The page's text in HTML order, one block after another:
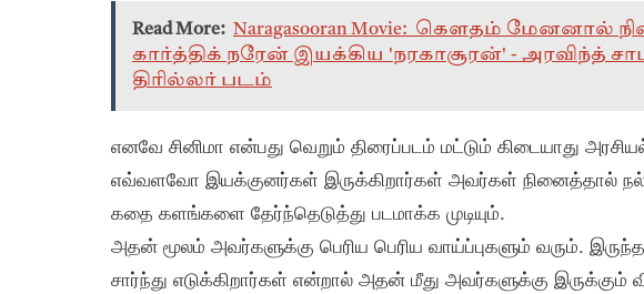
Read More: Naragasooran Movie: கௌதம் மேனனால்
கார்த்திக் நரேன் இயக்கிய 'நரகாசூரன்' - அரவிந்த்
திரில்லர் படம்
எனவே சினிமா என்பது வெறும் திரைப்படம் மட்டும் கிடையாது
எவ்வளவோ இயக்குனர்கள் இருக்கிறார்கள் அவர்கள் நினைத்தால்
கதை களங்களை தேர்ந்தெடுத்து படமாக்க முடியும்.
அதன் மூலம் அவர்களுக்கு பெரிய பெரிய வாய்ப்புகளும் வரும்.
சார்ந்து எடுக்கிறார்கள் என்றால் அதன் மீது அவர்களுக்கு இருக்கும்